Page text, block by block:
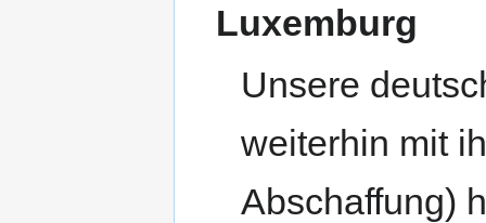
Luxemburg
Unsere
weiterhin mit
Abschaffung)